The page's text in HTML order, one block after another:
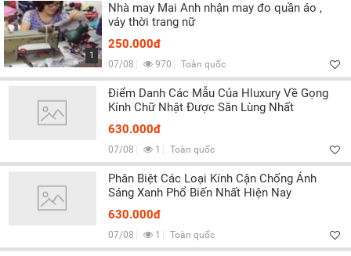
1
Nhà may Mai Anh nhận may đo quần áo ,
váy thời trang nữ
250.000đ
07/08 970 Toàn quốc
Điểm Danh Các Mẫu Của Hluxury Về Gọng
Kính Chữ Nhật Được Săn Lùng Nhất
630.000đ
07/08 1 Toàn quốc
Phân Biệt Các Loại Kính Cận Chống Ánh
Sáng Xanh Phổ Biến Nhất Hiện Nay
630.000đ
07/08 1 Toàn quốc